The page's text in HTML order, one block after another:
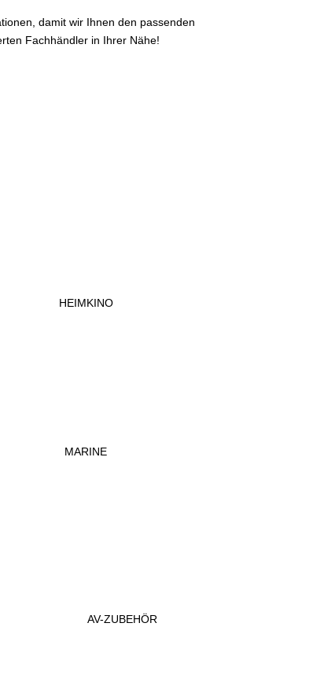
damit wir Ihnen den passenden
Fachhändler in Ihrer Nähe!
HEIMKINO
MARINE
AV-ZUBEHÖR